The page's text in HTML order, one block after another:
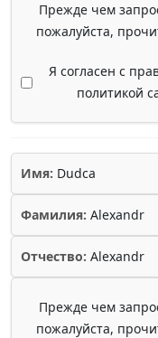
Прежде чем
пожалуйста,
Я согласен с
политикой
Имя: Dudca
Фамилия: Alexandr
Отчество: Alexandr
Прежде чем
пожалуйста,